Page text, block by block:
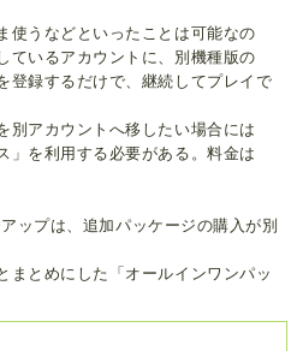
使うなどといったことは可能なの
ているアカウントに、別機種版の
登録するだけで、継続してプレイで
別アカウントへ移したい場合には
」を利用する必要がある。料金は
ップは、追加パッケージの購入が別
まとめにした「オールインワンパッ